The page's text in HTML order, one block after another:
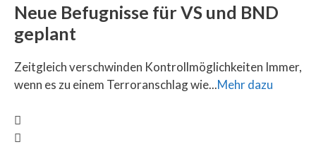
Neue Befugnisse für VS und BND
geplant
Zeitgleich verschwinden Kontrollmöglichkeiten Immer,
wenn es zu einem Terroranschlag wie...Mehr dazu